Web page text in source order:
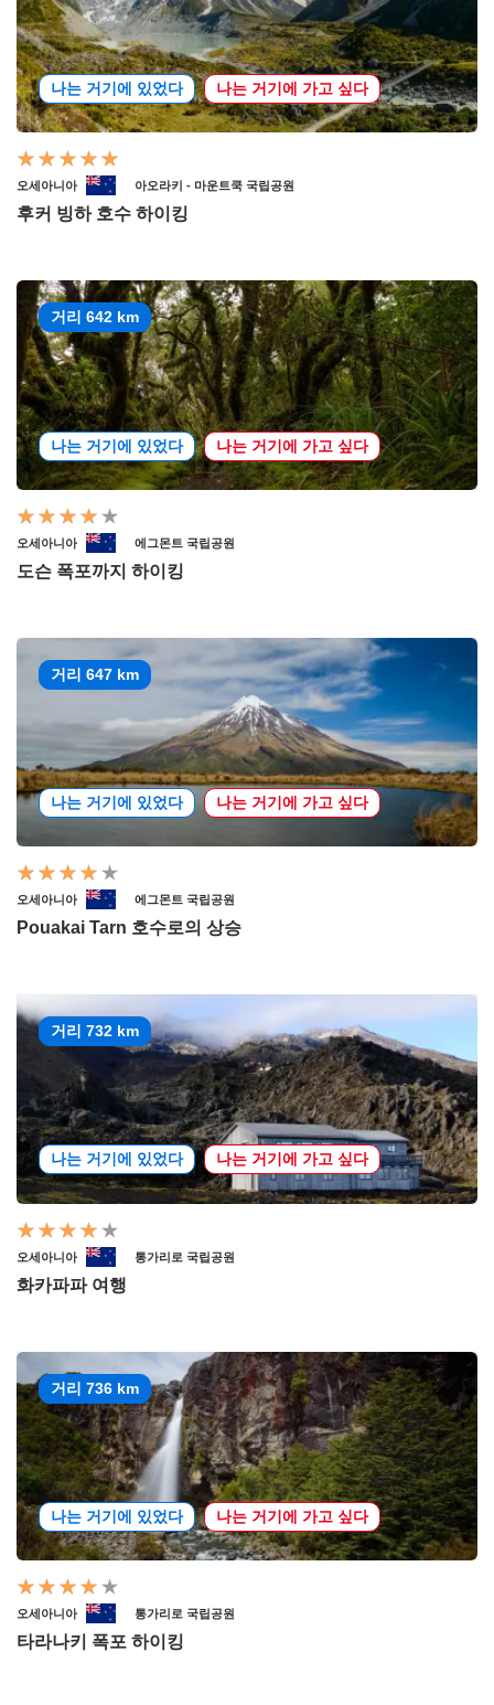
나는 거기에 있었다 나는 거기에 가고 싶다
오세아니아 아오라키 - 마운트쿡 국립공원
후커 빙하 호수 하이킹
거리 642 km
나는 거기에 있었다 나는 거기에 가고 싶다
오세아니아 에그몬트 국립공원
도슨 폭포까지 하이킹
거리 647 km
나는 거기에 있었다 나는 거기에 가고 싶다
오세아니아 에그몬트 국립공원
Pouakai Tarn 호수로의 상승
거리 732 km
나는 거기에 있었다 나는 거기에 가고 싶다
오세아니아 통가리로 국립공원
화카파파 여행
거리 736 km
나는 거기에 있었다 나는 거기에 가고 싶다
오세아니아 통가리로 국립공원
타라나키 폭포 하이킹